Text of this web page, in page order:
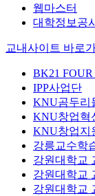
웹마스터
대학정보공시
교내사이트 바로가
BK21
IPP사업단
KNU곰두리
KNU창업혁
KNU창업지
강릉교수학
강원대학교
강원대학교
강원대학교